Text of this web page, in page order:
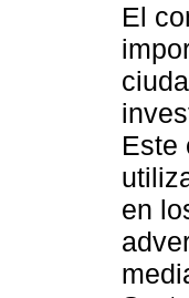
El
Este
en